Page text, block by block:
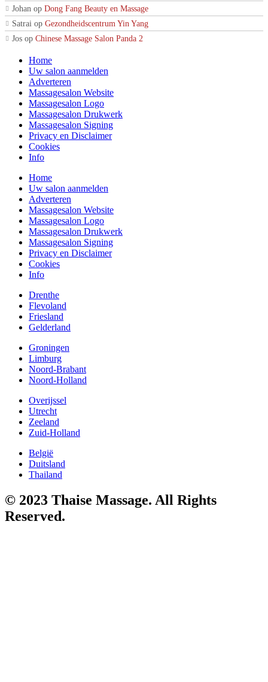
Johan op Dong Fang Beauty en Massage
Satrai op Gezondheidscentrum Yin Yang
Jos op Chinese Massage Salon Panda 2
Home
Uw salon aanmelden
Adverteren
Massagesalon Website
Massagesalon Logo
Massagesalon Drukwerk
Massagesalon Signing
Privacy en Disclaimer
Cookies
Info
Home
Uw salon aanmelden
Adverteren
Massagesalon Website
Massagesalon Logo
Massagesalon Drukwerk
Massagesalon Signing
Privacy en Disclaimer
Cookies
Info
Drenthe
Flevoland
Friesland
Gelderland
Groningen
Limburg
Noord-Brabant
Noord-Holland
Overijssel
Utrecht
Zeeland
Zuid-Holland
België
Duitsland
Thailand
© 2023 Thaise Massage. All Rights
Reserved.